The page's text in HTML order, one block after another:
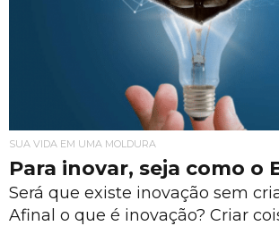
SUA VIDA EM UMA MOLDURA
Para inovar, seja como o
Será que existe inovação sem
Afinal o que é inovação? Criar